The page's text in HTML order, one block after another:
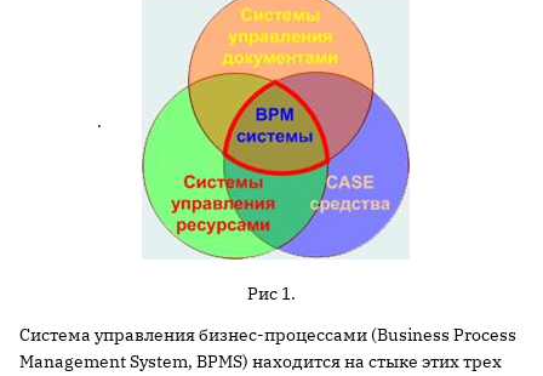
.
Рис 1.
Система управления бизнес-процессами (Business Process
Management System, BPMS) находится на стыке этих трех